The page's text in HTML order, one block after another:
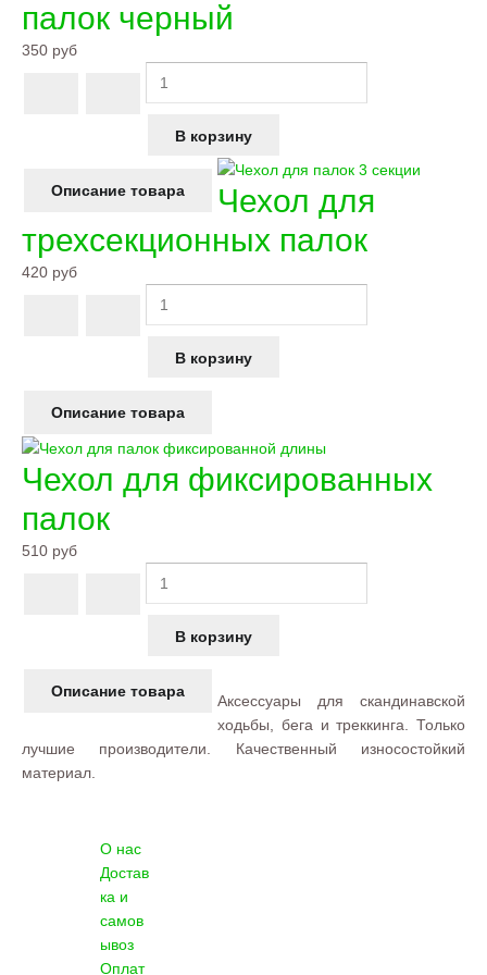
палок черный
350 руб
Описание товара
Чехол для
трехсекционных палок
420 руб
Описание товара
Чехол для фиксированных
палок
510 руб
Описание товара
Аксессуары для скандинавской
ходьбы, бега и треккинга. Только
лучшие производители. Качественный износостойкий
материал.
О нас
Достав
ка и
самов
ывоз
Оплат